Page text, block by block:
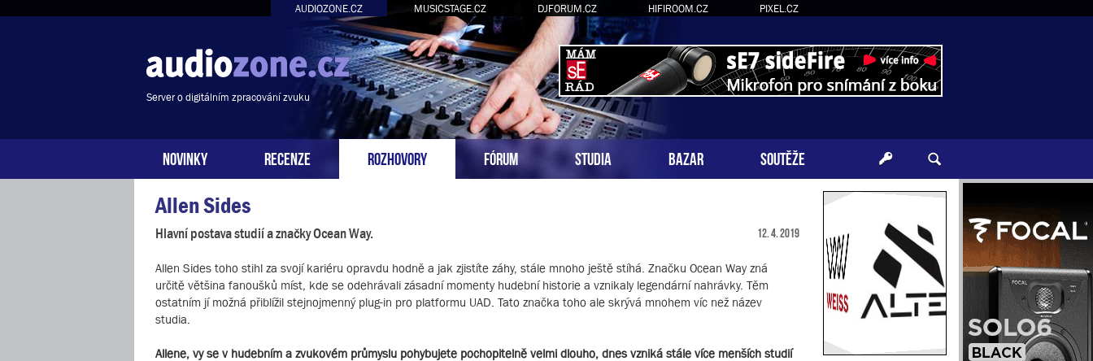
AUDIOZONE.CZ MUSICSTAGE.CZ DJFORUM.CZ HIFIROOM.CZ PIXEL.CZ
Server o digitálním zpracování zvuku
NOVINKY RECENZE ROZHOVORY FÓRUM STUDIA BAZAR SOUTĚŽE
Allen Sides
Hlavní postava studií a značky Ocean Way. 12. 4. 2019
Allen Sides toho stihl za svojí kariéru opravdu hodně a jak zjistíte záhy, stále mnoho ještě stíhá. Značku Ocean Way zná
určitě většina fanoušků míst, kde se odehrávali zásadní momenty hudební historie a vznikaly legendární nahrávky. Těm
ostatním jí možná přiblížil stejnojmenný plug-in pro platformu UAD. Tato značka toho ale skrývá mnohem víc než název
studia.
Allene, vy se v hudebním a zvukovém průmyslu pohybujete pochopitelně velmi dlouho, dnes vzniká stále více menších studií